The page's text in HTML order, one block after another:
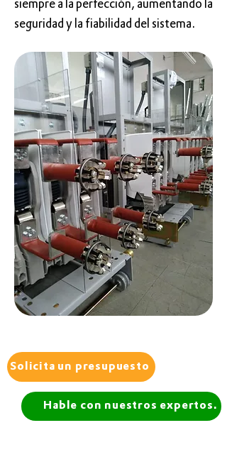
siempre a la perfección, aumentando la
seguridad y la fiabilidad del sistema.
Solicita un presupuesto
Hable con nuestros expertos.